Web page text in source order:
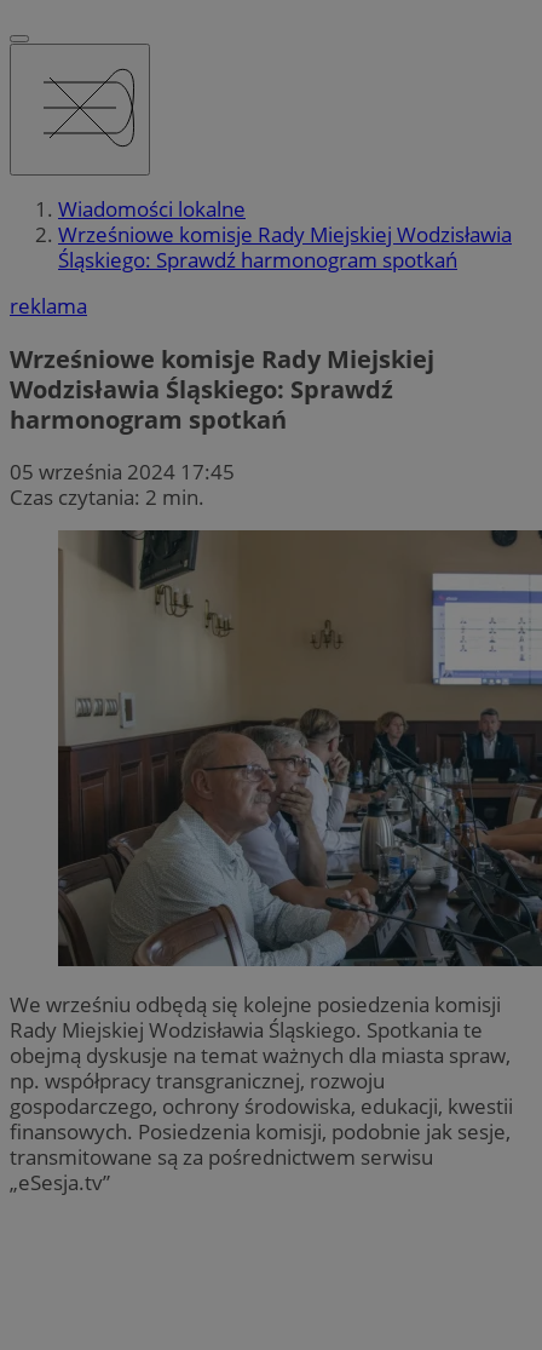
Wiadomości lokalne
Wrześniowe komisje Rady Miejskiej Wodzisławia
Śląskiego: Sprawdź harmonogram spotkań
reklama
Wrześniowe komisje Rady Miejskiej
Wodzisławia Śląskiego: Sprawdź
harmonogram spotkań
05 września 2024 17:45
Czas czytania: 2 min.
We wrześniu odbędą się kolejne posiedzenia komisji
Rady Miejskiej Wodzisławia Śląskiego. Spotkania te
obejmą dyskusje na temat ważnych dla miasta spraw,
np. współpracy transgranicznej, rozwoju
gospodarczego, ochrony środowiska, edukacji, kwestii
finansowych. Posiedzenia komisji, podobnie jak sesje,
transmitowane są za pośrednictwem serwisu
„eSesja.tv”